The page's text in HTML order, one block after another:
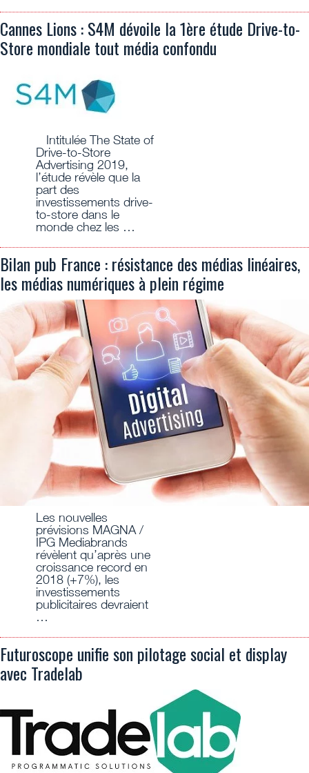
Cannes Lions : S4M dévoile la 1ère étude Drive-to-
Store mondiale tout média confondu
Intitulée The State of
Drive-to-Store
Advertising 2019,
l’étude révèle que la
part des
investissements drive-
to-store dans le
monde chez les …
Bilan pub France : résistance des médias linéaires,
les médias numériques à plein régime
Les nouvelles
prévisions MAGNA /
IPG Mediabrands
révèlent qu’après une
croissance record en
2018 (+7%), les
investissements
publicitaires devraient
…
Futuroscope unifie son pilotage social et display
avec Tradelab